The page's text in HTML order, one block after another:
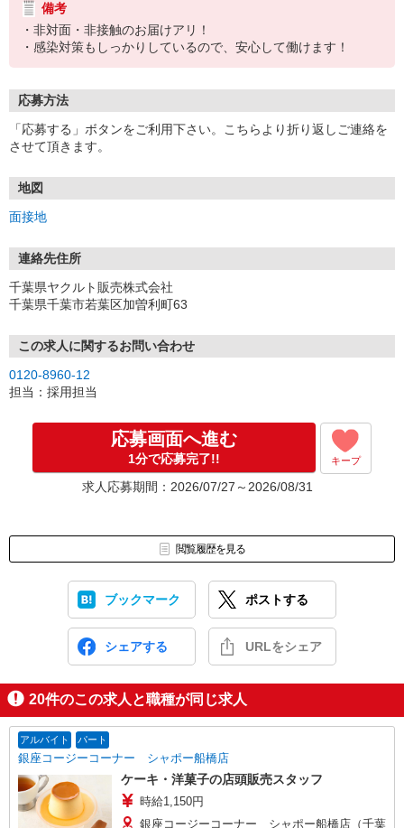
備考
・非対面・非接触のお届けアリ！
・感染対策もしっかりしているので、安心して働けます！
応募方法
「応募する」ボタンをご利用下さい。こちらより折り返しご連絡を
させて頂きます。
地図
面接地
連絡先住所
千葉県ヤクルト販売株式会社
千葉県千葉市若葉区加曽利町63
この求人に関するお問い合わせ
0120-8960-12
担当：採用担当
応募画面へ進む
1分で応募完了!! キープ
求人応募期間：2026/07/27～2026/08/31
閲覧履歴を見る
ブックマーク ポストする
シェアする URLをシェア
20件のこの求人と職種が同じ求人
アルバイト パート
銀座コージーコーナー シャポー船橋店
ケーキ・洋菓子の店頭販売スタッフ
時給1,150円
銀座コージーコーナー シャポー船橋店（千葉